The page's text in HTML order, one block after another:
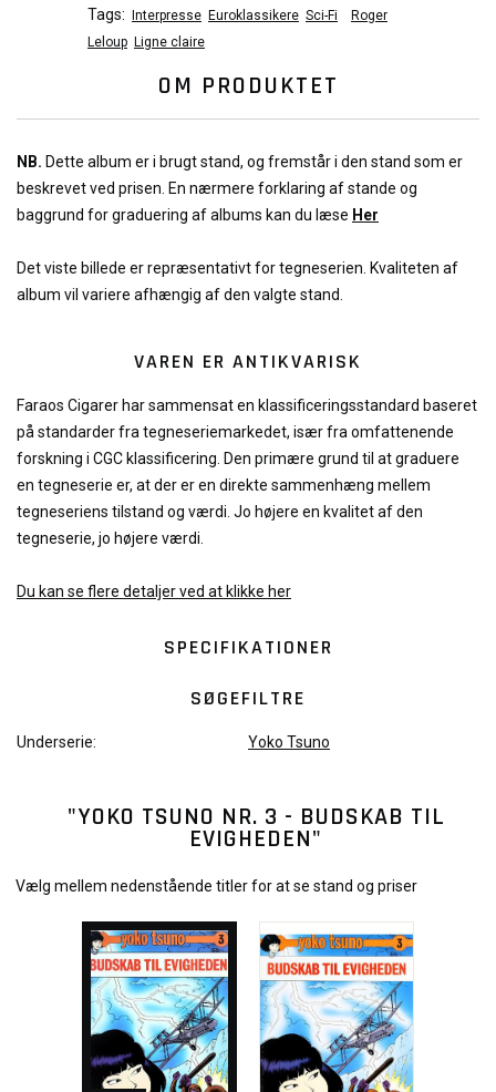
Tags: Interpresse Euroklassikere Sci-Fi
Roger
Leloup Ligne claire
OM PRODUKTET
NB. Dette album er i brugt stand, og fremstår i den stand som er
beskrevet ved prisen. En nærmere forklaring af stande og
baggrund for graduering af albums kan du læse Her
Det viste billede er repræsentativt for tegneserien. Kvaliteten af
album vil variere afhængig af den valgte stand.
VAREN ER ANTIKVARISK
Faraos Cigarer har sammensat en klassificeringsstandard baseret
på standarder fra tegneseriemarkedet, især fra omfattenende
forskning i CGC klassificering. Den primære grund til at graduere
en tegneserie er, at der er en direkte sammenhæng mellem
tegneseriens tilstand og værdi. Jo højere en kvalitet af den
tegneserie, jo højere værdi.
Du kan se flere detaljer ved at klikke her
SPECIFIKATIONER
SØGEFILTRE
Underserie: Yoko Tsuno
"YOKO TSUNO NR. 3 - BUDSKAB TIL
EVIGHEDEN"
Vælg mellem nedenstående titler for at se stand og priser